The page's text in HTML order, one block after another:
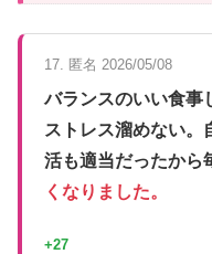
17. 匿名 2026/05/08
バランスのいい食事
ストレス溜めない。
活も適当だったから
くなりました。
+27